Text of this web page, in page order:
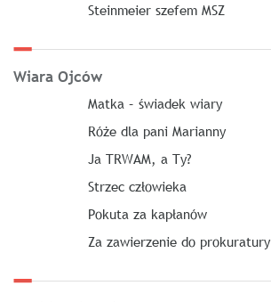
Steinmeier szefem MSZ
Wiara Ojców
Matka – świadek wiary
Róże dla pani Marianny
Ja TRWAM, a Ty?
Strzec człowieka
Pokuta za kapłanów
Za zawierzenie do prokuratury